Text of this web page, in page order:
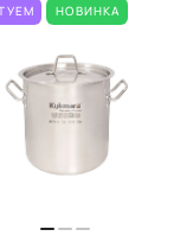
НОВИНКА